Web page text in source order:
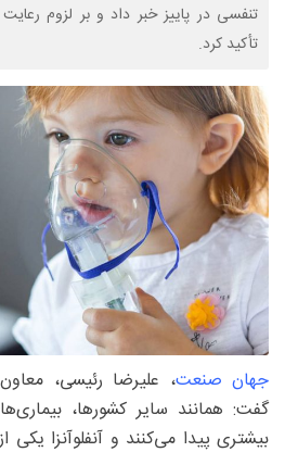
تنفسی در پاییز خبر داد و بر لزوم
تأکید کرد.
جهان صنعت، علیرضا رئیسی،
گفت: همانند سایر کشورها،
بیشتری پیدا می‌کنند و آنفلوآنزا